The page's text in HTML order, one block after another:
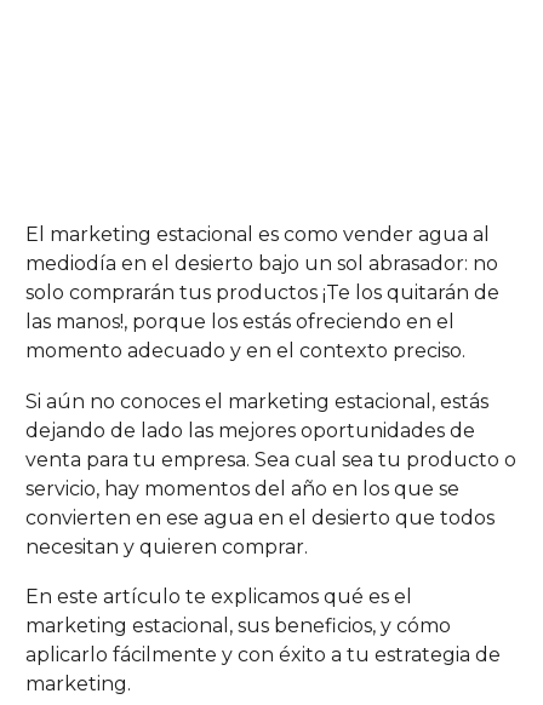
El marketing estacional es como vender agua al
mediodía en el desierto bajo un sol abrasador: no
solo comprarán tus productos ¡Te los quitarán de
las manos!, porque los estás ofreciendo en el
momento adecuado y en el contexto preciso.
Si aún no conoces el marketing estacional, estás
dejando de lado las mejores oportunidades de
venta para tu empresa. Sea cual sea tu producto o
servicio, hay momentos del año en los que se
convierten en ese agua en el desierto que todos
necesitan y quieren comprar.
En este artículo te explicamos qué es el
marketing estacional, sus beneficios, y cómo
aplicarlo fácilmente y con éxito a tu estrategia de
marketing.